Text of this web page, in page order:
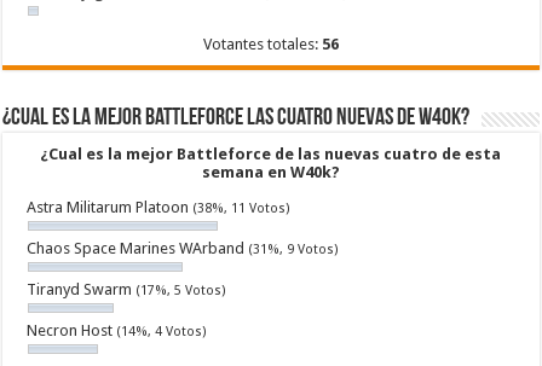
Votantes totales: 56
¿Cual es la mejor Battleforce las cuatro nuevas de W40k?
¿Cual es la mejor Battleforce de las nuevas cuatro de esta
semana en W40k?
Astra Militarum Platoon (38%, 11 Votos)
Chaos Space Marines WArband (31%, 9 Votos)
Tiranyd Swarm (17%, 5 Votos)
Necron Host (14%, 4 Votos)